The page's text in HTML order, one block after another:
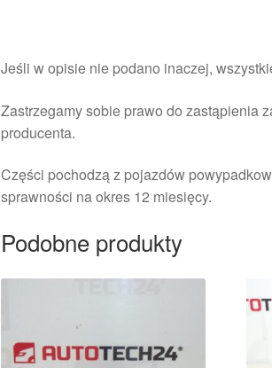
Jeśli w opisie nie podano inaczej,
Zastrzegamy sobie prawo do zastąpienia
producenta.
Części pochodzą z pojazdów
sprawności na okres 12 miesięcy.
Podobne produkty